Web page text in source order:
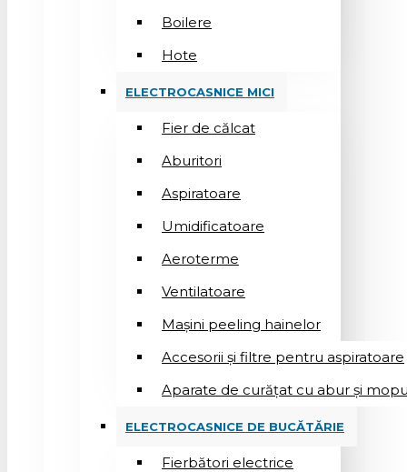
Boilere
Hote
ELECTROCASNICE MICI
Fier de călcat
Aburitori
Aspiratoare
Umidificatoare
Aeroterme
Ventilatoare
Mașini peeling hainelor
Accesorii și filtre pentru aspiratoare
Aparate de curățat cu abur și
ELECTROCASNICE DE BUCĂTĂRIE
Fierbători electrice